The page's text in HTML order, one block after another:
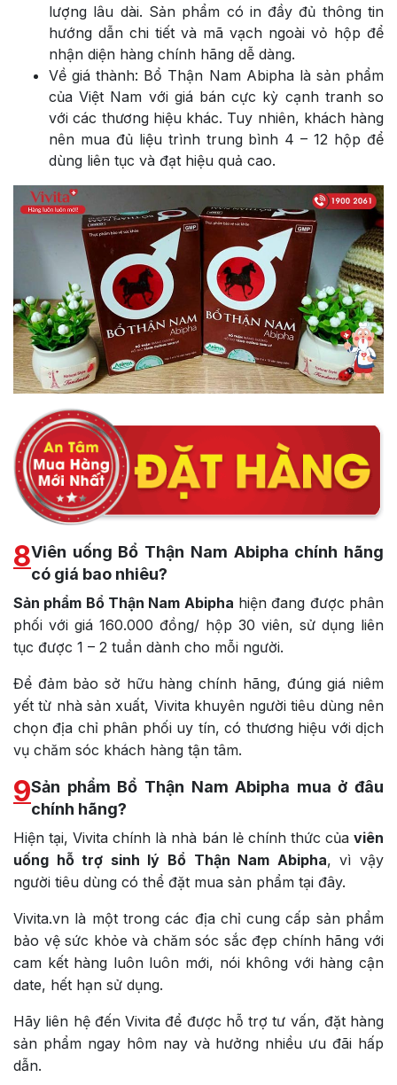
lượng lâu dài. Sản phẩm có in đầy đủ thông tin
hướng dẫn chi tiết và mã vạch ngoài vỏ hộp để
nhận diện hàng chính hãng dễ dàng.
Về giá thành: Bổ Thận Nam Abipha là sản phẩm
của Việt Nam với giá bán cực kỳ cạnh tranh so
với các thương hiệu khác. Tuy nhiên, khách hàng
nên mua đủ liệu trình trung bình 4 – 12 hộp để
dùng liên tục và đạt hiệu quả cao.
8Viên uống Bổ Thận Nam Abipha chính hãng
có giá bao nhiêu?
Sản phẩm Bổ Thận Nam Abipha hiện đang được phân
phối với giá 160.000 đồng/ hộp 30 viên, sử dụng liên
tục được 1 – 2 tuần dành cho mỗi người.
Để đảm bảo sở hữu hàng chính hãng, đúng giá niêm
yết từ nhà sản xuất, Vivita khuyên người tiêu dùng nên
chọn địa chỉ phân phối uy tín, có thương hiệu với dịch
vụ chăm sóc khách hàng tận tâm.
9Sản phẩm Bổ Thận Nam Abipha mua ở đâu
chính hãng?
Hiện tại, Vivita chính là nhà bán lẻ chính thức của viên
uống hỗ trợ sinh lý Bổ Thận Nam Abipha, vì vậy
người tiêu dùng có thể đặt mua sản phẩm tại đây.
Vivita.vn là một trong các địa chỉ cung cấp sản phẩm
bảo vệ sức khỏe và chăm sóc sắc đẹp chính hãng với
cam kết hàng luôn luôn mới, nói không với hàng cận
date, hết hạn sử dụng.
Hãy liên hệ đến Vivita để được hỗ trợ tư vấn, đặt hàng
sản phẩm ngay hôm nay và hưởng nhiều ưu đãi hấp
dẫn.